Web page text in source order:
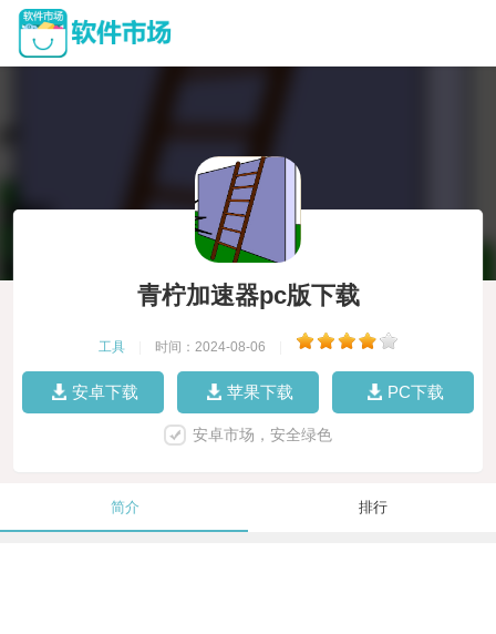
青柠加速器pc版下载
工具 时间：2024-08-06
安卓下载 苹果下载 PC下载
安卓市场，安全绿色
简介 排行